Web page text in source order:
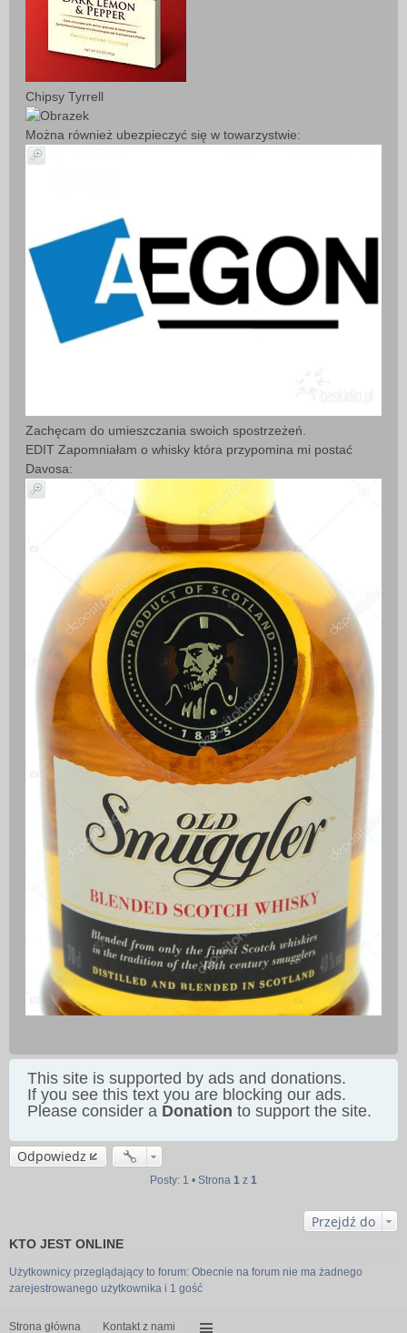
Chipsy Tyrrell
Można również ubezpieczyć się w towarzystwie:
Zachęcam do umieszczania swoich spostrzeżeń.
EDIT Zapomniałam o whisky która przypomina mi postać
Davosa:
This site is supported by ads and donations.
If you see this text you are blocking our ads.
Please consider a Donation to support the site.
Odpowiedz
Posty: 1 • Strona 1 z 1
Przejdź do
KTO JEST ONLINE
Użytkownicy przeglądający to forum: Obecnie na forum nie ma żadnego
zarejestrowanego użytkownika i 1 gość
Strona główna Kontakt z nami